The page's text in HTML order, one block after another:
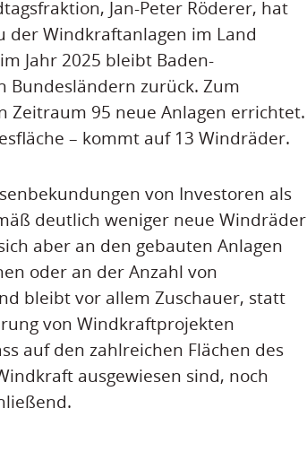
Jan-Peter Röderer, hat
der Windkraftanlagen im Land
Jahr 2025 bleibt Baden-
zurück. Zum
Zeitraum 95 neue Anlagen errichtet.
– kommt auf 13 Windräder.
von Investoren als
deutlich weniger neue Windräder
aber an den gebauten Anlagen
oder an der Anzahl von
bleibt vor allem Zuschauer, statt
von Windkraftprojekten
auf den zahlreichen Flächen des
ausgewiesen sind, noch